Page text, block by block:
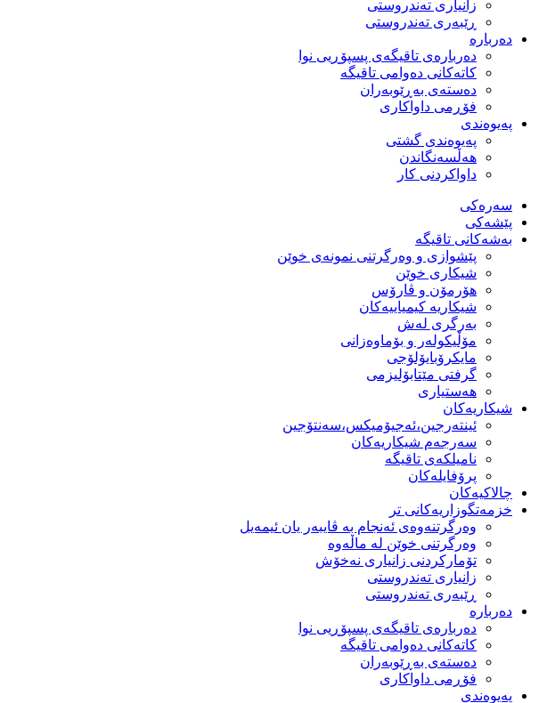
زانیاری تەندروستی
ڕێبەری تەندروستی
دەربارە
دەربارەی تاقیگەی پسپۆڕیی نوا
كاتەكانی دەوامی تاقیگە
دەستەی بەڕێوبەران
فۆڕمی داواكاری
پەیوەندی
پەیوەندی گشتی
هەڵسەنگاندن
داواكردنی كار
سەرەکی
پێشەکی
بەشەكانی تاقیگە
پێشوازی و وەرگرتنی نمونەی خوێن
شیكاری خوێن
هۆرمۆن و ڤارۆس
شیكاریە كیمیاییەكان
بەرگری لەش
مۆڵیكولەر و بۆماوەزانی
مایكرۆبایۆلۆجی
گرفتی مێتابۆلیزمی
هەستیاری
شیكاریەكان
ئینتەرجین،ئەجیۆمیکس،سەنتۆجین
سەرجەم شیكاریەكان
نامیلكەی تاقیگە
پرۆفایلەكان
چالاکیەکان
خزمەتگوزاریەكانی تر
وه‌رگرتنه‌وه‌ی ئه‌نجام به‌ ڤایبه‌ر یان ئیمه‌یل
وەرگرتنی خوێن لە ماڵەوە
تۆماركردنی زانیاری نەخۆش
زانیاری تەندروستی
ڕێبەری تەندروستی
دەربارە
دەربارەی تاقیگەی پسپۆڕیی نوا
كاتەكانی دەوامی تاقیگە
دەستەی بەڕێوبەران
فۆڕمی داواكاری
پەیوەندی